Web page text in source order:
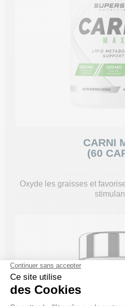
CARNI
(60
Oxyde les graisses et